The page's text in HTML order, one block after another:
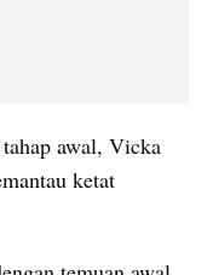
awal, Vicka
ketat